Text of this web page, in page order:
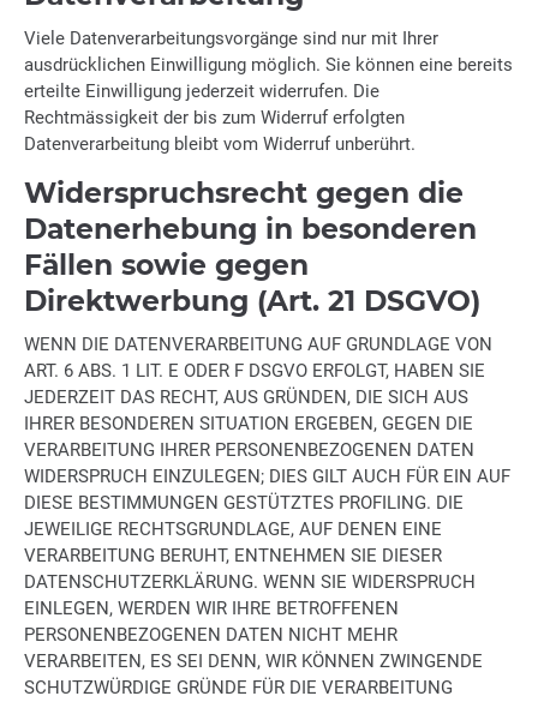
Viele Datenverarbeitungsvorgänge sind nur mit Ihrer
ausdrücklichen Einwilligung möglich. Sie können eine bereits
erteilte Einwilligung jederzeit widerrufen. Die
Rechtmässigkeit der bis zum Widerruf erfolgten
Datenverarbeitung bleibt vom Widerruf unberührt.
Widerspruchsrecht gegen die
Datenerhebung in besonderen
Fällen sowie gegen
Direktwerbung (Art. 21 DSGVO)
WENN DIE DATENVERARBEITUNG AUF GRUNDLAGE VON
ART. 6 ABS. 1 LIT. E ODER F DSGVO ERFOLGT, HABEN SIE
JEDERZEIT DAS RECHT, AUS GRÜNDEN, DIE SICH AUS
IHRER BESONDEREN SITUATION ERGEBEN, GEGEN DIE
VERARBEITUNG IHRER PERSONENBEZOGENEN DATEN
WIDERSPRUCH EINZULEGEN; DIES GILT AUCH FÜR EIN AUF
DIESE BESTIMMUNGEN GESTÜTZTES PROFILING. DIE
JEWEILIGE RECHTSGRUNDLAGE, AUF DENEN EINE
VERARBEITUNG BERUHT, ENTNEHMEN SIE DIESER
DATENSCHUTZERKLÄRUNG. WENN SIE WIDERSPRUCH
EINLEGEN, WERDEN WIR IHRE BETROFFENEN
PERSONENBEZOGENEN DATEN NICHT MEHR
VERARBEITEN, ES SEI DENN, WIR KÖNNEN ZWINGENDE
SCHUTZWÜRDIGE GRÜNDE FÜR DIE VERARBEITUNG